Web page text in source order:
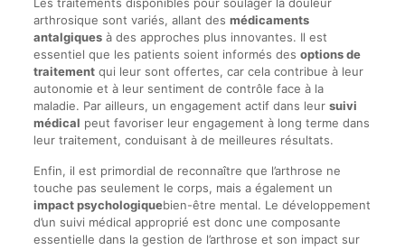
arthrosique sont variés, allant des médicaments
antalgiquesà des approches plus innovantes. Il est
essentiel que les patients soient informés des options de
traitementqui leur sont offertes, car cela contribue à leur
autonomie et à leur sentiment de contrôle face à la
maladie. Par ailleurs, un engagement actif dans leur suivi
médical peut favoriser leur engagement à long terme dans
leur traitement, conduisant à de meilleures résultats.
Enfin, il est primordial de reconnaître que l’arthrose ne
touche pas seulement le corps, mais a également un
impact psychologiquebien-être mental. Le développement
d’un suivi médical approprié est donc une composante
essentielle dans la gestion de l’arthrose et son impact sur